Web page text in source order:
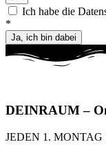
Ich habe die
*
Ja, ich bin dabei
DEINRAUM–
JEDEN 1. MONTAG